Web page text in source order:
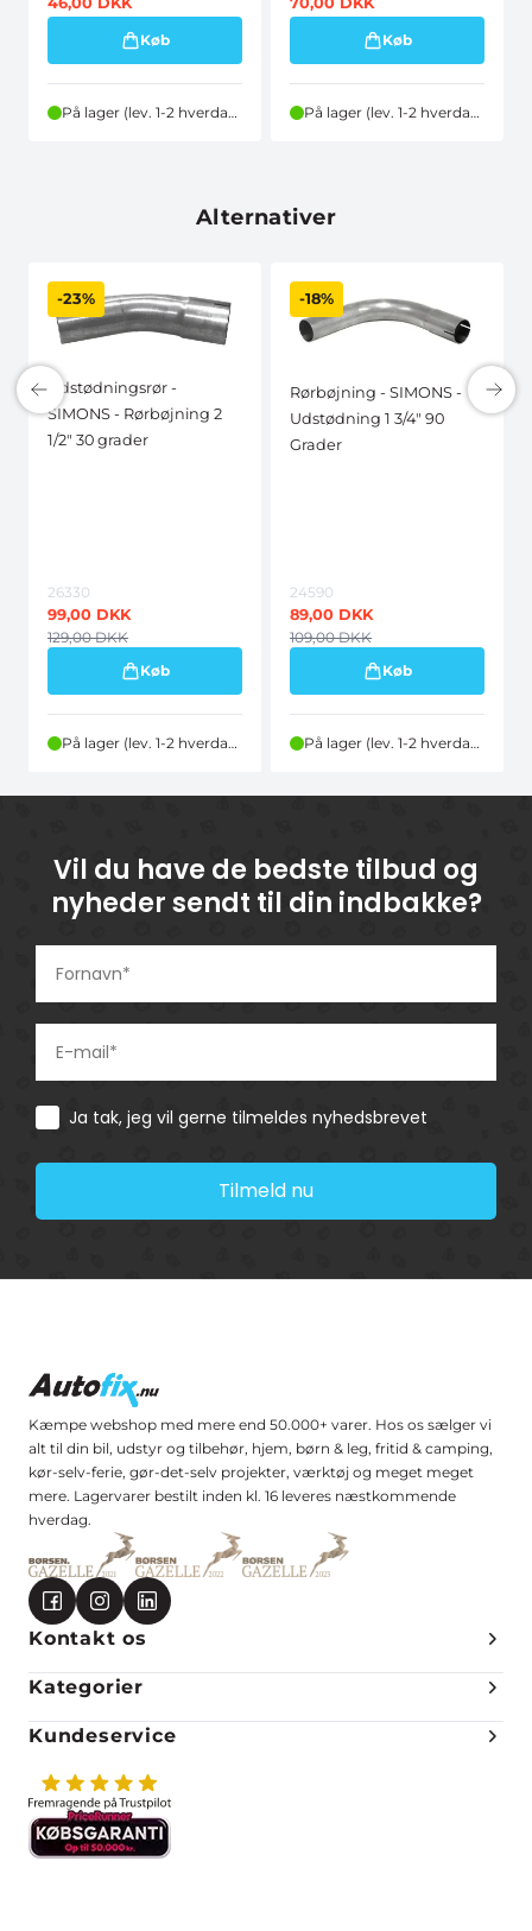
Køb
På lager (lev. 1-2 hverdage)
Køb
På lager (lev. 1-2 hverdage)
Alternativer
-23%
Udstødningsrør -
SIMONS - Rørbøjning 2
1/2" 30 grader
26330
99,00 DKK
129,00DKK
Køb
På lager (lev. 1-2 hverdage)
-18%
Rørbøjning - SIMONS -
Udstødning 1 3/4" 90
Grader
24590
89,00 DKK
109,00DKK
Køb
På lager (lev. 1-2 hverdage)
Vil du have de bedste tilbud og
nyheder sendt til din indbakke?
Consent
Ja tak, jeg vil gerne tilmeldes nyhedsbrevet
Tilmeld nu
Kæmpe webshop med mere end 50.000+ varer. Hos os sælger vi
alt til din bil, udstyr og tilbehør, hjem, børn & leg, fritid & camping,
kør-selv-ferie, gør-det-selv projekter, værktøj og meget meget
mere. Lagervarer bestilt inden kl. 16 leveres næstkommende
hverdag.
Kontakt os
Kategorier
Kundeservice